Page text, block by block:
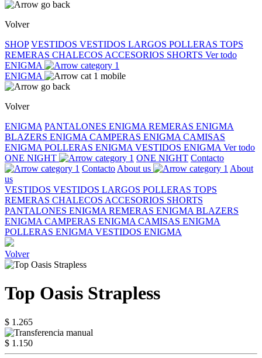
Volver
SHOP VESTIDOS VESTIDOS LARGOS POLLERAS TOPS
REMERAS CHALECOS ACCESORIOS SHORTS Ver todo
ENIGMA
ENIGMA
Volver
ENIGMA PANTALONES ENIGMA REMERAS ENIGMA
BLAZERS ENIGMA CAMPERAS ENIGMA CAMISAS
ENIGMA POLLERAS ENIGMA VESTIDOS ENIGMA Ver todo
ONE NIGHT
ONE NIGHT Contacto
Contacto About us
About
us
VESTIDOS VESTIDOS LARGOS POLLERAS TOPS
REMERAS CHALECOS ACCESORIOS SHORTS
PANTALONES ENIGMA REMERAS ENIGMA BLAZERS
ENIGMA CAMPERAS ENIGMA CAMISAS ENIGMA
POLLERAS ENIGMA VESTIDOS ENIGMA
Volver
Top Oasis Strapless
$ 1.265
$ 1.150